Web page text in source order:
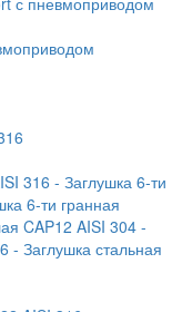
316 - Заглушка 6-ти
6-ти гранная
CAP12 AISI 304 -
- Заглушка стальная